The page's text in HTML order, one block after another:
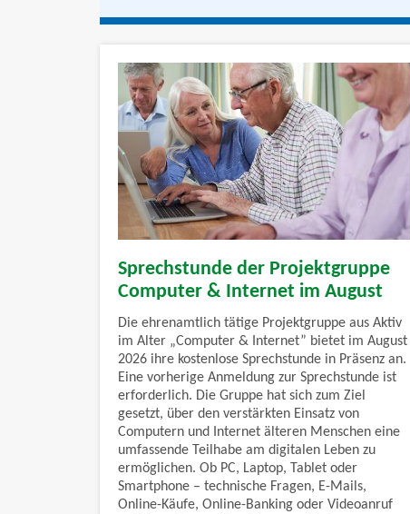
Sprechstunde der Projektgruppe
Computer & Internet im August
Die ehrenamtlich tätige Projektgruppe aus Aktiv
im Alter „Computer & Internet” bietet im August
2026 ihre kostenlose Sprechstunde in Präsenz an.
Eine vorherige Anmeldung zur Sprechstunde ist
erforderlich. Die Gruppe hat sich zum Ziel
gesetzt, über den verstärkten Einsatz von
Computern und Internet älteren Menschen eine
umfassende Teilhabe am digitalen Leben zu
ermöglichen. Ob PC, Laptop, Tablet oder
Smartphone – technische Fragen, E-Mails,
Online-Käufe, Online-Banking oder Videoanruf